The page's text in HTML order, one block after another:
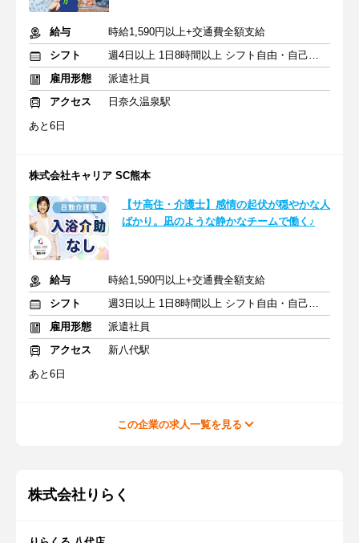
給与
時給1,590円以上+交通費全額支給
シフト
週4日以上 1日8時間以上 シフト自由・自己申告
雇用形態
派遣社員
アクセス
日奈久温泉駅
あと6日
株式会社キャリア SC熊本
【サ高住・介護士】感情の起伏が穏やかな人
ばかり。凪のような静かなチームで働く♪
給与
時給1,590円以上+交通費全額支給
シフト
週3日以上 1日8時間以上 シフト自由・自己申告
雇用形態
派遣社員
アクセス
新八代駅
あと6日
この企業の求人一覧を見る
株式会社りらく